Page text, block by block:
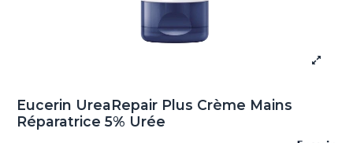
Eucerin UreaRepair Plus Crème Mains
Réparatrice 5% Urée